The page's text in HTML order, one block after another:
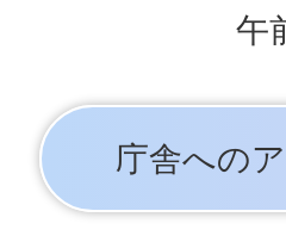
午
庁舎への